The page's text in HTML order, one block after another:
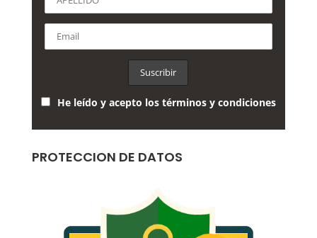
He leído y acepto los términos y condiciones
PROTECCION DE DATOS